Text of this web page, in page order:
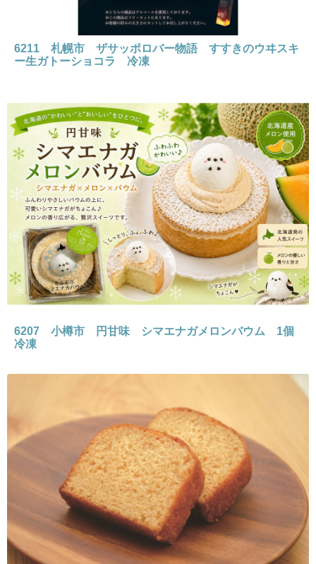
6211 札幌市 ザサッポロバー物語 すすきのウヰスキ
ー生ガトーショコラ 冷凍
6207 小樽市 円甘味 シマエナガメロンバウム 1個
冷凍